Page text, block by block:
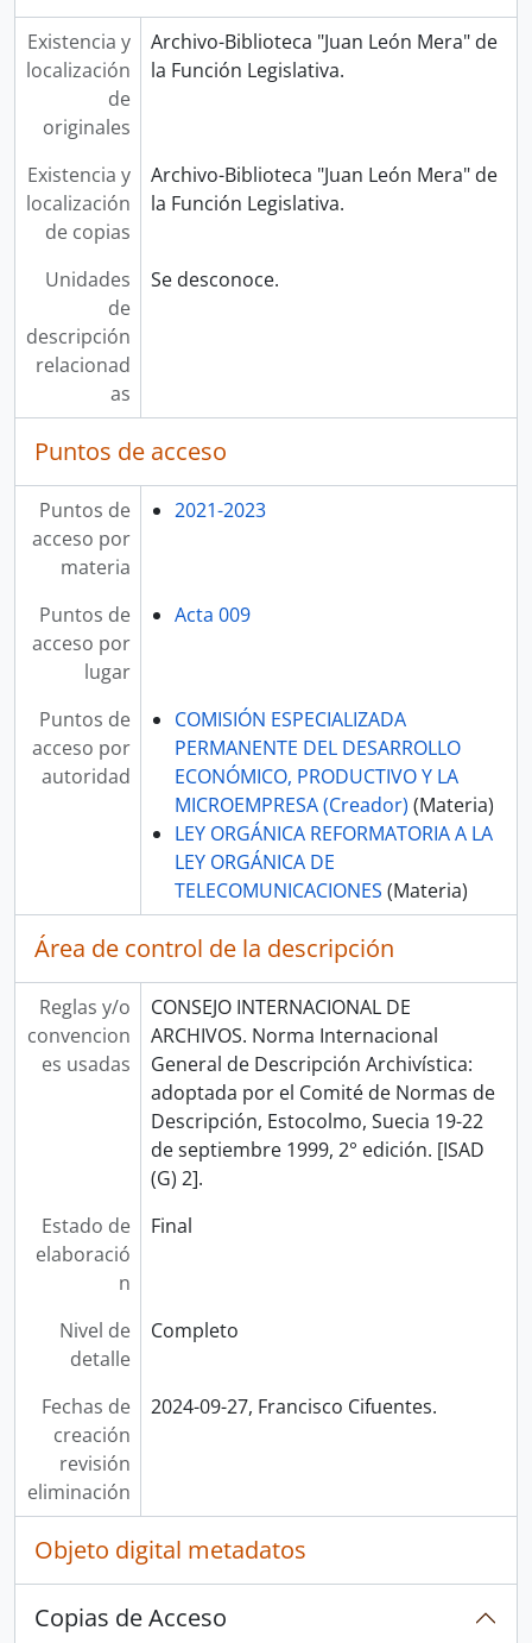
Existencia y
localización
de
originales
Archivo-Biblioteca "Juan León Mera" de
la Función Legislativa.
Existencia y
localización
de copias
Archivo-Biblioteca "Juan León Mera" de
la Función Legislativa.
Unidades
de
descripción
relacionad
as
Se desconoce.
Puntos de acceso
Puntos de
acceso por
materia
2021-2023
Puntos de
acceso por
lugar
Acta 009
Puntos de
acceso por
autoridad
COMISIÓN ESPECIALIZADA
PERMANENTE DEL DESARROLLO
ECONÓMICO, PRODUCTIVO Y LA
MICROEMPRESA (Creador) (Materia)
LEY ORGÁNICA REFORMATORIA A LA
LEY ORGÁNICA DE
TELECOMUNICACIONES (Materia)
Área de control de la descripción
Reglas y/o
convencion
es usadas
CONSEJO INTERNACIONAL DE
ARCHIVOS. Norma Internacional
General de Descripción Archivística:
adoptada por el Comité de Normas de
Descripción, Estocolmo, Suecia 19-22
de septiembre 1999, 2° edición. [ISAD
(G) 2].
Estado de
elaboració
n
Final
Nivel de
detalle
Completo
Fechas de
creación
revisión
eliminación
2024-09-27, Francisco Cifuentes.
Objeto digital metadatos
Copias de Acceso